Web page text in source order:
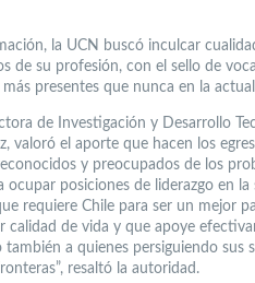
la UCN buscó inculcar
de su profesión, con el sello de
presentes que nunca en la
de Investigación y Desarrollo
valoró el aporte que hacen los
y preocupados de los
ocupar posiciones de liderazgo en
requiere Chile para ser un mejor
calidad de vida y que apoye
también a quienes persiguiendo sus
resaltó la autoridad.